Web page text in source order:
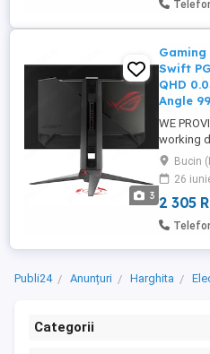
3
Gaming
Swift
QHD
Angle
WE
working
Shipping
bulk
service
Bucin
26
2 305
Publi24 Anunțuri Harghita
Categorii